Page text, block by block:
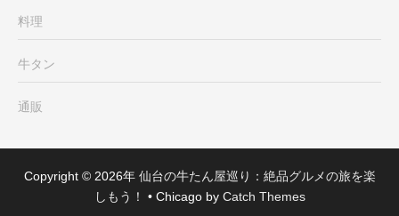
料理
牛タン
通販
Copyright © 2026年 仙台の牛たん屋巡り：絶品グルメの旅を楽
しもう！
• Chicago by Catch Themes